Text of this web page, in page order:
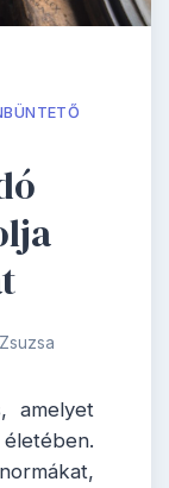
amelyet